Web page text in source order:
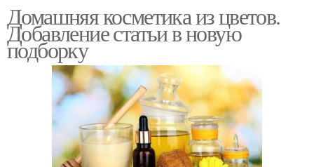
Домашняя косметика из цветов.
Добавление статьи в новую
подборку